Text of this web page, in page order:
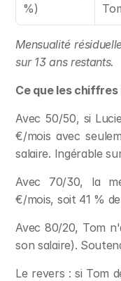
%)
Mensualité
sur 13 ans restants.
Ce que les
Avec 50/50, si
€/mois avec
salaire. Ingérable
Avec 70/30, la
€/mois, soit 41 %
Avec 80/20, Tom
son salaire).
Le revers : si Tom